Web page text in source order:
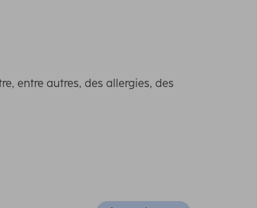
entre autres, des allergies, des